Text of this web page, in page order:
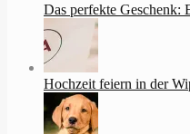
Das perfekte Geschenk:
Hochzeit feiern in der